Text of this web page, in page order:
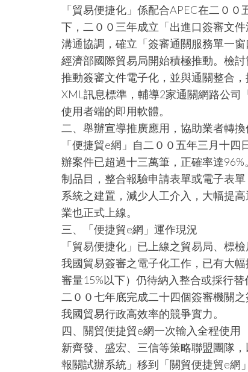
「貿易便捷化」係配合APEC在二０
下，二００三年成立「出進口簽審文
溝通協調，確立「簽審通關服務單一
經濟部國際貿易局開始積極推動。檢
推動簽審文件電子化，並與通關整合
XML訊息標準，輔導2家通關網路公司
使用者端的即用軟體。
二、舉辦宣導推廣應用，協助業者轉
「便捷貿e網」自二００五年三月十
辦案件已超過十三萬筆，正確率達
制品目，整合報驗申請表單或電子表
系統之建置，減少人工介入，大幅提
業也正式上線。
三、「便捷貿e網」運作現況
「貿易便捷化」已上線之貿易局、標
我國貿易簽審之電子化工作，已有大
審量15%以下）仍待納入整合或採行
二００七年底完成二十四個簽審機關
我國貿易行政高效率的競爭實力。
四、關貿便捷貿e網一次輸入全程使用
新齊發、盛宏、三信等策略聯盟團隊
報關試辦系統」移到「關貿便捷貿e網